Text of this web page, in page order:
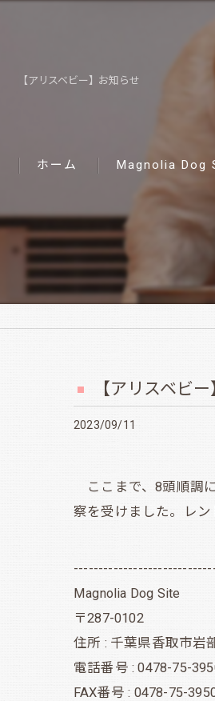
【アリスベビー】お知らせ
ホーム Magnolia Dog
【アリスベビ
2023/09/11
ここまで、8頭順調
察を受けました。レン
Magnolia Dog Site
〒287-0102
住所 : 千葉県香取市岩
電話番号 : 0478-75-
FAX番号 : 0478-75-